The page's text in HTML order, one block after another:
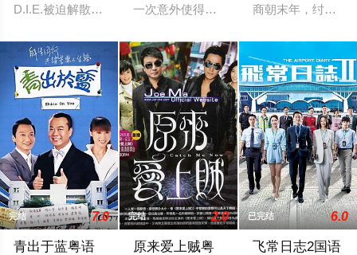
D.I.E.被迫解散，原组员都重返原先的工作岗位，这班人不改之
一次意外使得干探于子朗（郭晋安 饰）
商朝末年，纣王无
完结 7.0
青出于蓝粤语
完结 2.0
原来爱上贼粤
已完结 6.0
飞常日志2国语